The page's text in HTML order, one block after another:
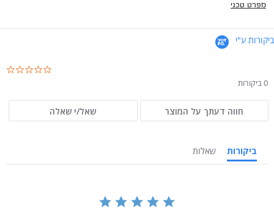
מפרט טכני
ביקורות ע"י
0 ביקורות
חווה דעתך על המוצר שאל/י שאלה
ביקורות שאלות